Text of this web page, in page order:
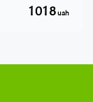
1018uah